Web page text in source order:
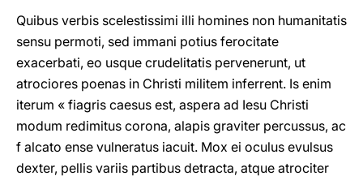
Quibus verbis scelestissimi illi homines non humanitatis
sensu permoti, sed immani potius ferocitate
exacerbati, eo usque crudelitatis pervenerunt, ut
atrociores poenas in Christi militem inferrent. Is enim
iterum « fiagris caesus est, aspera ad Iesu Christi
modum redimitus corona, alapis graviter percussus, ac
f alcato ense vulneratus iacuit. Mox ei oculus evulsus
dexter, pellis variis partibus detracta, atque atrociter